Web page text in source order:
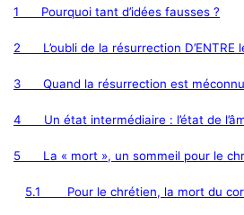
1 Pourquoi tant d’idées fausses ?
2 L’oubli de la résurrection D’ENTRE
3 Quand la résurrection est
4 Un état intermédiaire : l’état de
5 La « mort », un sommeil pour le
5.1 Pour le chrétien, la mort du